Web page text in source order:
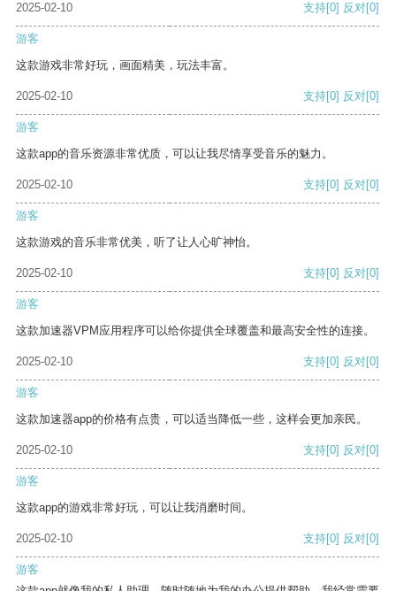
2025-02-10
支持[0] 反对[0]
游客
这款游戏非常好玩，画面精美，玩法丰富。
2025-02-10 支持[0] 反对[0]
游客
这款app的音乐资源非常优质，可以让我尽情享受音乐的魅力。
2025-02-10 支持[0] 反对[0]
游客
这款游戏的音乐非常优美，听了让人心旷神怡。
2025-02-10 支持[0] 反对[0]
游客
这款加速器VPM应用程序可以给你提供全球覆盖和最高安全性的连接。
2025-02-10 支持[0] 反对[0]
游客
这款加速器app的价格有点贵，可以适当降低一些，这样会更加亲民。
2025-02-10 支持[0] 反对[0]
游客
这款app的游戏非常好玩，可以让我消磨时间。
2025-02-10 支持[0] 反对[0]
游客